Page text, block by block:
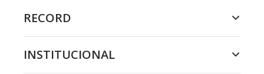
RECORD
INSTITUCIONAL